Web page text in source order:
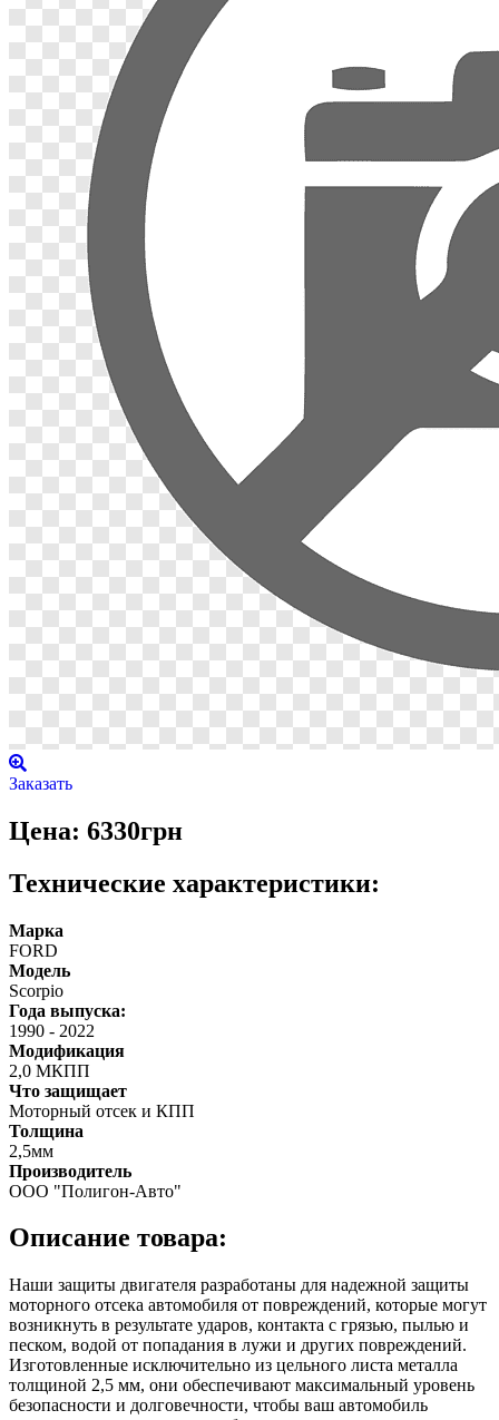
Заказать
Цена: 6330грн
Технические характеристики:
Марка
FORD
Модель
Scorpio
Года выпуска:
1990 - 2022
Модификация
2,0 МКПП
Что защищает
Моторный отсек и КПП
Толщина
2,5мм
Производитель
ООО "Полигон-Авто"
Описание товара:
Наши защиты двигателя разработаны для надежной защиты
моторного отсека автомобиля от повреждений, которые могут
возникнуть в результате ударов, контакта с грязью, пылью и
песком, водой от попадания в лужи и других повреждений.
Изготовленные исключительно из цельного листа металла
толщиной 2,5 мм, они обеспечивают максимальный уровень
безопасности и долговечности, чтобы ваш автомобиль